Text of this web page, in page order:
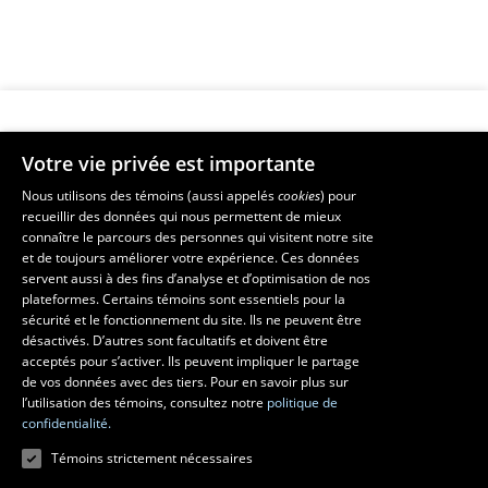
Faculté de musique
Pavillon Louis-Jacques-Casault
1055, avenue du Séminaire
, Québec (Québec)  G1V 0A6
Téléphone: 418 656-7061
Suivez-nous sur Facebook
Suivez-nous sur YouTube
Votre vie privée est importante
Nous utilisons des témoins (aussi appeléscookies) pour
recueillir des données qui nous permettent de mieux
connaître le parcours des personnes qui visitent notre site
et de toujours améliorer votre expérience. Ces données
servent aussi à des fins d’analyse et d’optimisation de nos
plateformes. Certains témoins sont essentiels pour la
sécurité et le fonctionnement du site. Ils ne peuvent être
désactivés. D’autres sont facultatifs et doivent être
acceptés pour s’activer. Ils peuvent impliquer le partage
de vos données avec des tiers. Pour en savoir plus sur
l’utilisation des témoins, consultez notre politique de
confidentialité.
Témoins strictement nécessaires